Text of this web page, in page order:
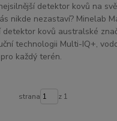
detektor kovů na
nikde nezastaví? Minelab
kovů australské
technologii Multi-IQ+,
každý terén.
strana z 1